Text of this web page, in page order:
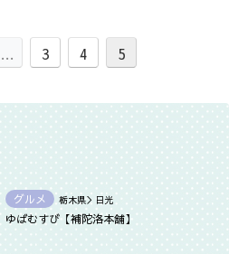
… 3 4 5
グルメ 栃木県＞日光
ゆばむすび【補陀洛本舗】